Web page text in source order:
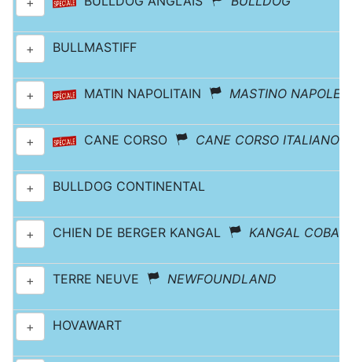
+ BULLMASTIFF
+ MATIN NAPOLITAIN MASTINO
+ CANE CORSO CANE CORSO ITALIANO
+ BULLDOG CONTINENTAL
+ CHIEN DE BERGER KANGAL KANGAL COBAN
+ TERRE NEUVE NEWFOUNDLAND
+ HOVAWART